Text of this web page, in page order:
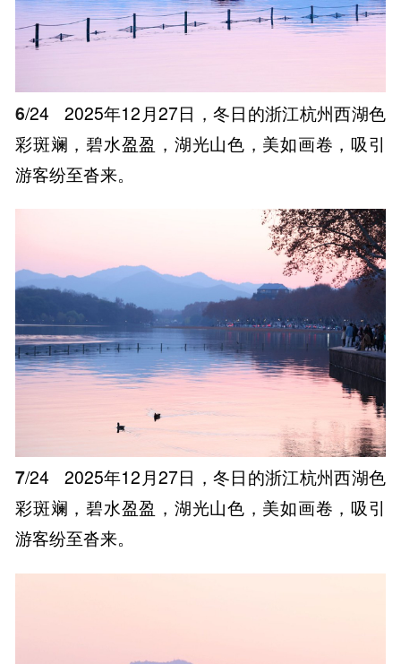
6/24
2025年12月27日，冬日的浙江杭州西湖色
彩斑斓，碧水盈盈，湖光山色，美如画卷，吸引
游客纷至沓来。
7/24
2025年12月27日，冬日的浙江杭州西湖色
彩斑斓，碧水盈盈，湖光山色，美如画卷，吸引
游客纷至沓来。